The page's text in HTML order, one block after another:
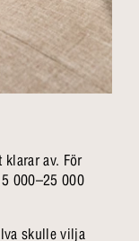
klarar av. För
000–25 000
skulle vilja